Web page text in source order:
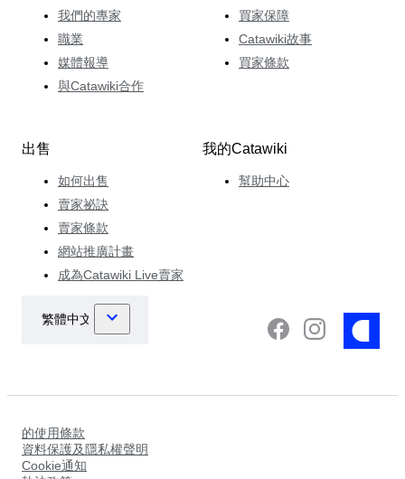
我們的專家
職業
媒體報導
與Catawiki合作
買家保障
Catawiki故事
買家條款
出售
如何出售
賣家祕訣
賣家條款
網站推廣計畫
成為Catawiki Live賣家
我的Catawiki
幫助中心
的使用條款
資料保護及隱私權聲明
Cookie通知